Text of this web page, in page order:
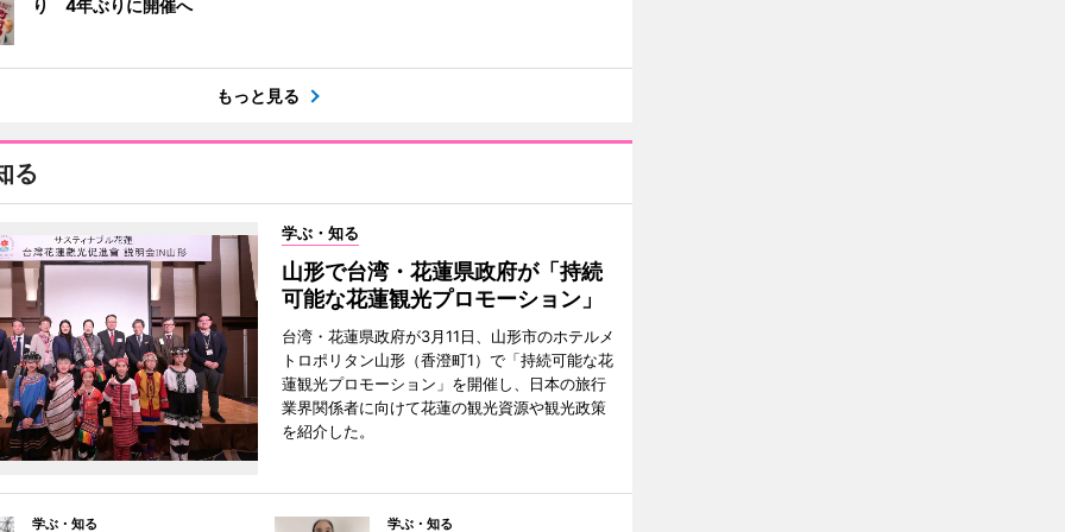
り 4年ぶりに開催へ
もっと見る
る
学ぶ・知る
山形で台湾・花蓮県政府が「持続
可能な花蓮観光プロモーション」
台湾・花蓮県政府が3月11日、山形市のホテルメ
トロポリタン山形（香澄町1）で「持続可能な花
蓮観光プロモーション」を開催し、日本の旅行
業界関係者に向けて花蓮の観光資源や観光政策
を紹介した。
学ぶ・知る 学ぶ・知る